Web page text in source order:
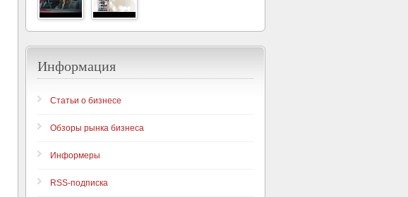
Информация
Статьи о бизнесе
Обзоры рынка бизнеса
Информеры
RSS-подписка